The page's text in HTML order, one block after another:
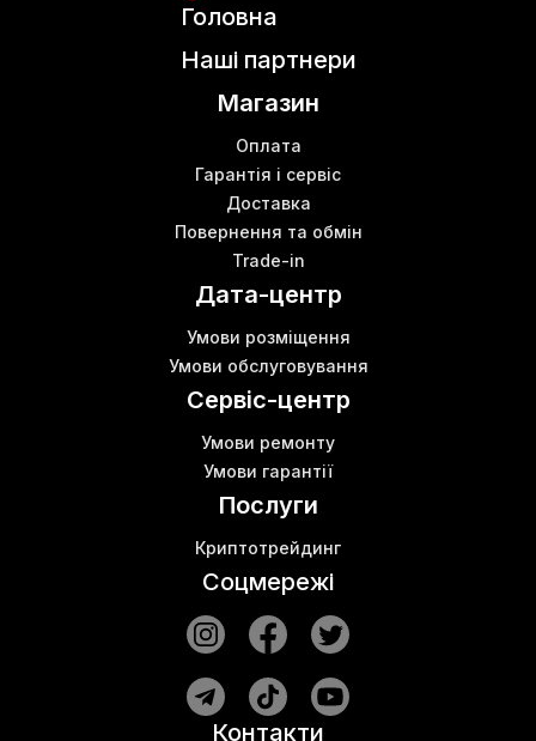
Головна
Наші партнери
Магазин
Оплата
Гарантія і сервіс
Доставка
Повернення та обмін
Trade-in
Дата-центр
Умови розміщення
Умови обслуговування
Сервіс-центр
Умови ремонту
Умови гарантії
Послуги
Криптотрейдинг
Соцмережі
Контакти